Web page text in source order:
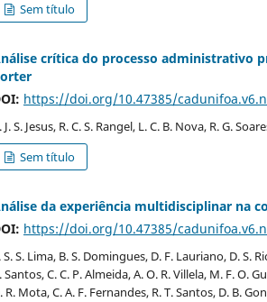
Sem título
crítica do processo administrativo
https://doi.org/10.47385/
J. S. Jesus, R. C. S. Rangel, L. C. B. Nova, R. G.
Sem título
da experiência multidisciplinar na
https://doi.org/10.47385/
S. S. Lima, B. S. Domingues, D. F. Lauriano, D. S.
Santos, C. C. P. Almeida, A. O. R. Villela, M. F. O.
R. Mota, C. A. F. Fernandes, R. T. Santos, D. B.